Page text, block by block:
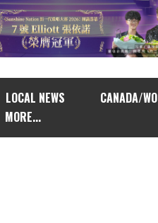
LOCAL NEWS
CANADA/
MORE...